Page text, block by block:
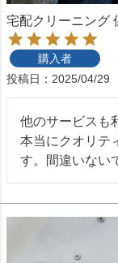
宅配クリーニング
購入者
投稿日
2025/04/29
他のサービスも
本当にクオリテ
す。間違いない